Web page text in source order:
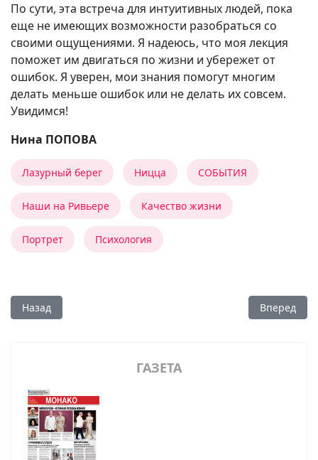
По сути, эта встреча для интуитивных людей, пока
еще не имеющих возможности разобраться со
своими ощущениями. Я надеюсь, что моя лекция
поможет им двигаться по жизни и убережет от
ошибок. Я уверен, мои знания помогут многим
делать меньше ошибок или не делать их совсем.
Увидимся!
Нина ПОПОВА
Лазурный берег Ницца СОБЫТИЯ
Наши на Ривьере Качество жизни
Портрет Психология
Предыдущий: Формула успеха: красота, талант и
Назад Вперед
ГАЗЕТА